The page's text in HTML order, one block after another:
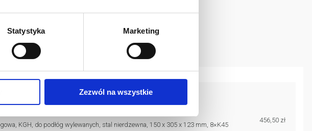
Statystyka Marketing
Zezwól na wszystkie
podłóg wylewanych
KGH, do podłóg wylewanych, stal nierdzewna, 150 x 305 x 123 mm, 8×K45
456,50 zł